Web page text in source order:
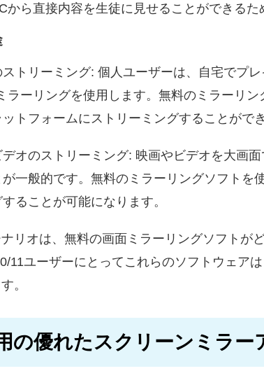
から直接内容を生徒に見せることができるた
トリーミング: 個人ユーザーは、自宅でプ
ラーリングを使用します。無料のミラーリ
ットフォームにストリーミングすることができ
デオのストリーミング: 映画やビデオを大画
一般的です。無料のミラーリングソフトを
ることが可能になります。
リオは、無料の画面ミラーリングソフトが
11ユーザーにとってこれらのソフトウェア
。
の優れたスクリーンミラー